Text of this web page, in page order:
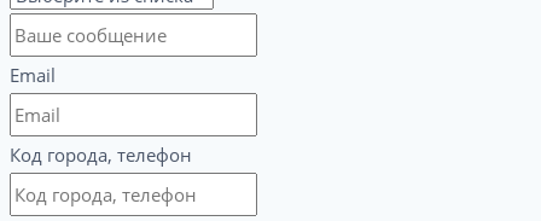
Email
Код города, телефон